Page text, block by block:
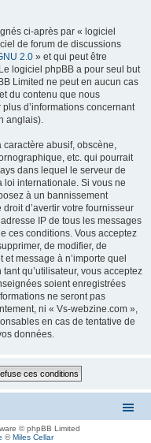
ci-après par « logiciel
de forum de discussions
2.0 » et qui peut être
logiciel phpBB a pour seul but
Limited ne peut en aucun cas
du contenu que nous
d’informations concernant
anglais).
abusif, obscène,
etc. qui pourrait
dans lequel le serveur de
loi internationale. Si vous ne
à un bannissement
d’avertir votre fournisseur
IP de tous les messages
ces conditions. Vous acceptez
de modifier, de
message à n’importe quel
qu’utilisateur, vous acceptez
soient enregistrées
ne seront pas
ni « Vs-webzine.com »,
en cas de tentative de
données.
© phpBB Limited
©Miles Cellar